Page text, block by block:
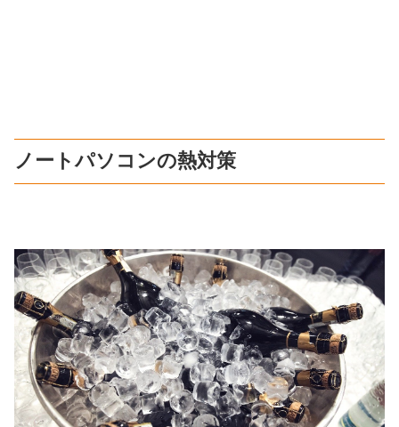
ノートパソコンの熱対策